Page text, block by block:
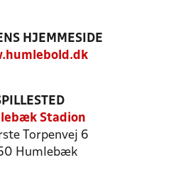
HJEMMESIDE
Stadion
Torpenvej 6
Humlebæk